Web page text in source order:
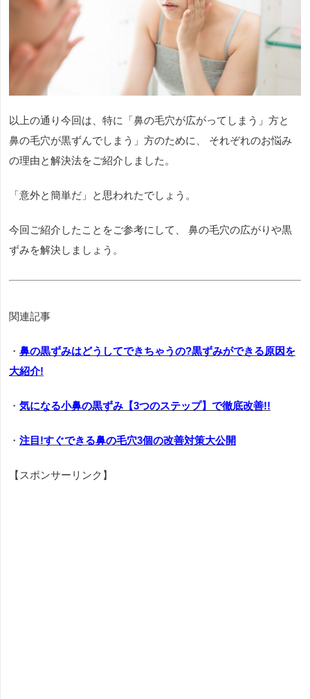
以上の通り今回は、特に「鼻の毛穴が広がってしまう」方と
鼻の毛穴が黒ずんでしまう」方のために、 それぞれのお悩み
の理由と解決法をご紹介しました。
「意外と簡単だ」と思われたでしょう。
今回ご紹介したことをご参考にして、 鼻の毛穴の広がりや黒
ずみを解決しましょう。
関連記事
・ 鼻の黒ずみはどうしてできちゃうの?黒ずみができる原因を
大紹介!
・ 気になる小鼻の黒ずみ【3つのステップ】で徹底改善!!
・ 注目!すぐできる鼻の毛穴3個の改善対策大公開
【スポンサーリンク】